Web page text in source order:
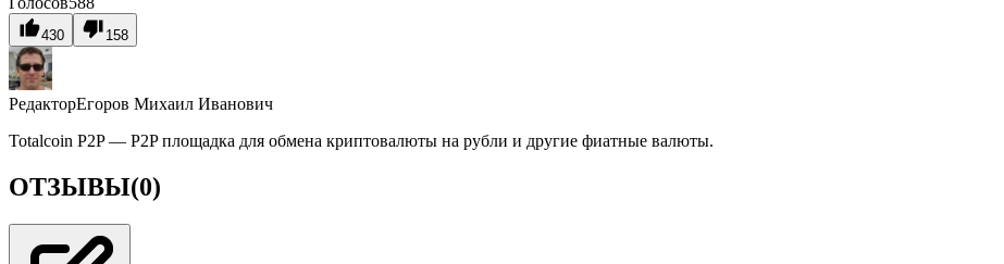
430 158
РедакторЕгоров Михаил Иванович
Totalcoin P2P — P2P площадка для обмена криптовалюты на рубли и другие фиатные валюты.
ОТЗЫВЫ(0)